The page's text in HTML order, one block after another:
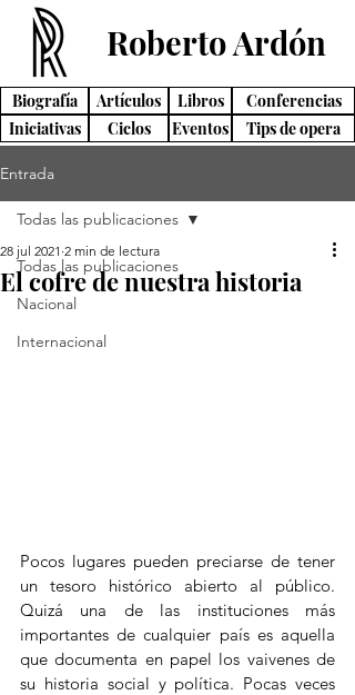
Iniciativas Ciclos Eventos Tips de opera
Roberto Ardón
Biografía Artículos Libros Conferencias
Entrada
Todas las publicaciones
Nacional
Internacional
Todas las publicaciones
El cofre de nuestra historia
28 jul 2021 2 min de lectura
Pocos lugares pueden preciarse de tener
un tesoro histórico abierto al público.
Quizá una de las instituciones más
importantes de cualquier país es aquella
que documenta en papel los vaivenes de
su historia social y política. Pocas veces